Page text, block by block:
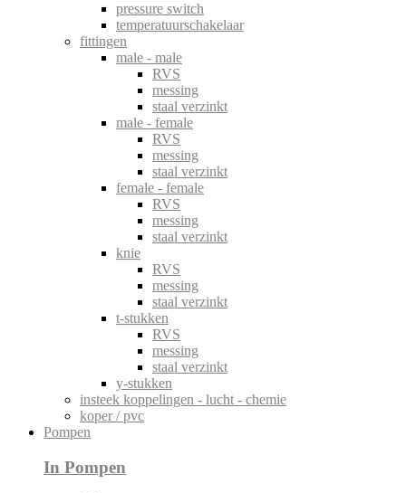
pressure switch
temperatuurschakelaar
fittingen
male - male
RVS
messing
staal verzinkt
male - female
RVS
messing
staal verzinkt
female - female
RVS
messing
staal verzinkt
knie
RVS
messing
staal verzinkt
t-stukken
RVS
messing
staal verzinkt
y-stukken
insteek koppelingen - lucht - chemie
koper / pvc
Pompen
In Pompen